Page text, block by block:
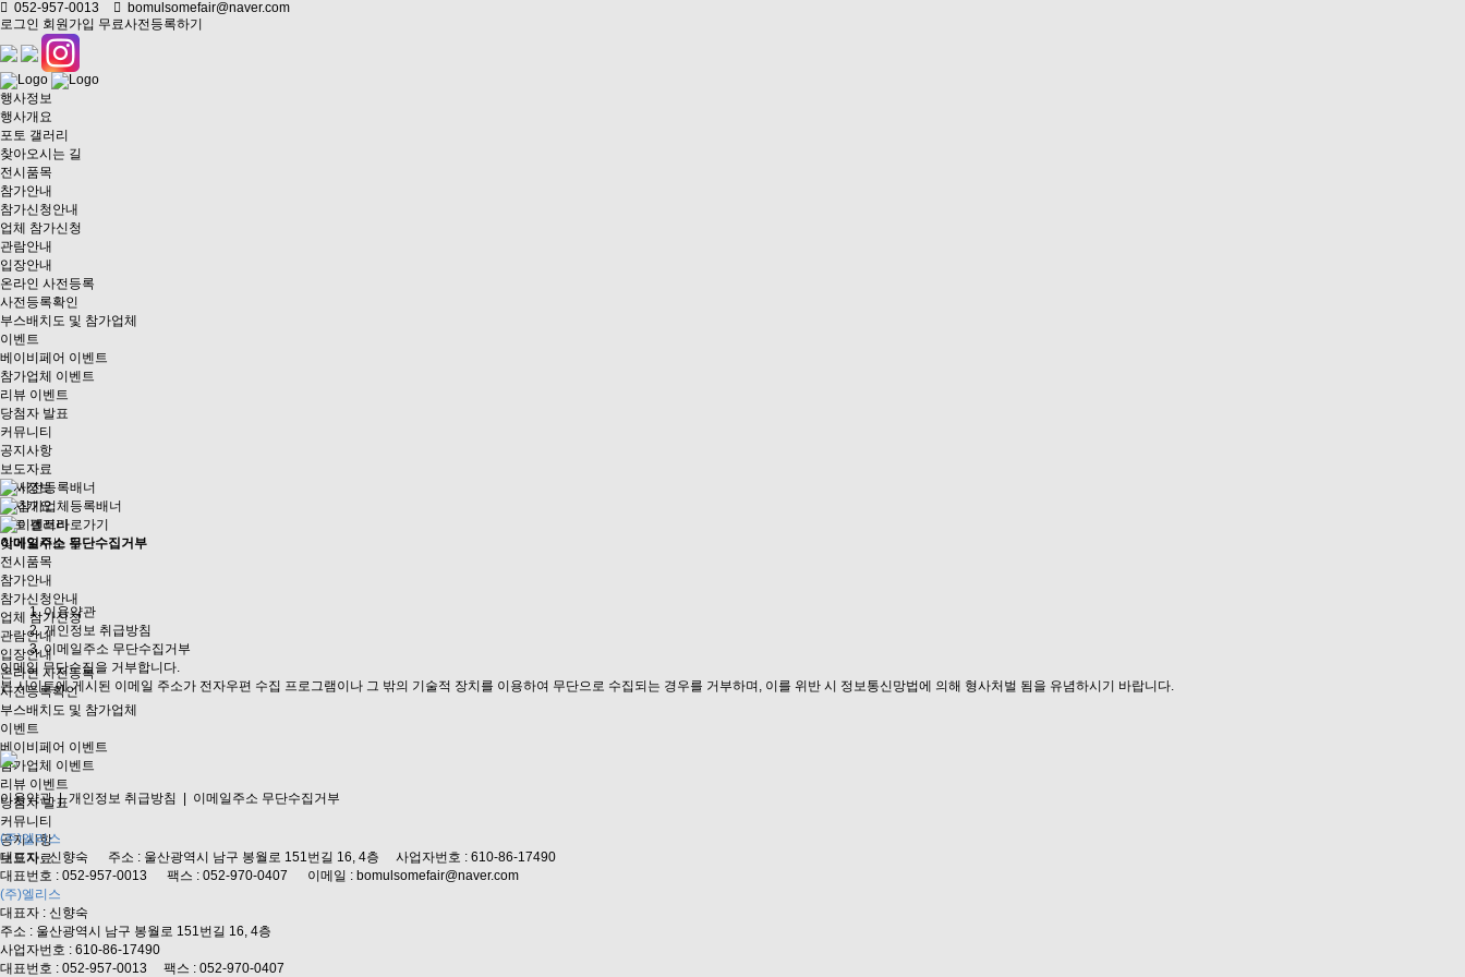
052-957-0013
bomulsomefair@naver.com
로그인 회원가입 무료사전등록하기
행사정보
행사개요
포토 갤러리
찾아오시는 길
전시품목
참가안내
참가신청안내
업체 참가신청
관람안내
입장안내
온라인 사전등록
사전등록확인
부스배치도 및 참가업체
이벤트
베이비페어 이벤트
참가업체 이벤트
리뷰 이벤트
당첨자 발표
커뮤니티
공지사항
보도자료
행사정보
행사개요
포토 갤러리
찾아오시는 길
전시품목
참가안내
참가신청안내
업체 참가신청
관람안내
입장안내
온라인 사전등록
사전등록확인
부스배치도 및 참가업체
이벤트
베이비페어 이벤트
참가업체 이벤트
리뷰 이벤트
당첨자 발표
커뮤니티
공지사항
보도자료
이메일주소 무단수집거부
이용약관
개인정보 취급방침
이메일주소 무단수집거부
이메일 무단수집을 거부합니다.
본 사이트에 게시된 이메일 주소가 전자우편 수집 프로그램이나 그 밖의 기술적 장치를 이용하여 무단으로 수집되는 경우를 거부하며, 이를 위반 시 정보통신망법에 의해 형사처벌 됨을 유념하시기 바랍니다.
이용약관|개인정보 취급방침 이메일주소 무단수집거부
(주)엘리스
대표자 : 신향숙 주소 : 울산광역시 남구 봉월로 151번길 16, 4층 사업자번호 : 610-86-17490
대표번호 : 052-957-0013 팩스 : 052-970-0407 이메일 : bomulsomefair@naver.com
(주)엘리스
대표자 : 신향숙
주소 : 울산광역시 남구 봉월로 151번길 16, 4층
사업자번호 : 610-86-17490
대표번호 : 052-957-0013 팩스 : 052-970-0407